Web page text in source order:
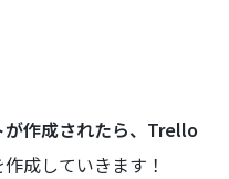
が作成されたら、Trello
成していきます！